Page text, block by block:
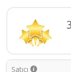
Dragon dişlik
özel kutusu
saklayabilirsiniz;
Sıcak su dolu bir
sonrasında ağıza
ağız yapısını
Satıcı